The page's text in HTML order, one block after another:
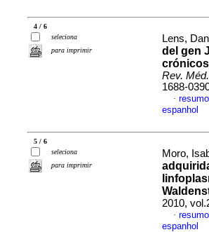
4 / 6
seleciona
para imprimir
Lens,
del gen
Rev.
1688-
·
espanhol
5 / 6
seleciona
para imprimir
Moro,
2010,
·
espanhol